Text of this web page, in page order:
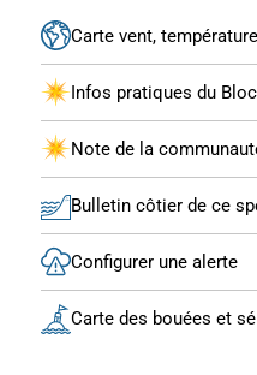
Carte vent,
Infos pratiques du
Note de la
Bulletin côtier de ce
Configurer une alerte
Carte des bouées et